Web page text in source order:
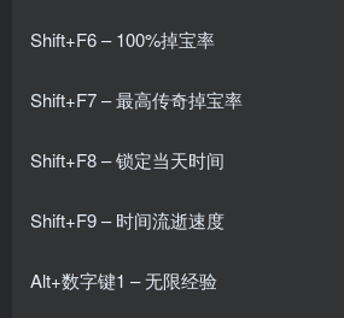
Shift+F6 – 100%掉宝率
Shift+F7 – 最高传奇掉宝率
Shift+F8 – 锁定当天时间
Shift+F9 – 时间流逝速度
Alt+数字键1 – 无限经验